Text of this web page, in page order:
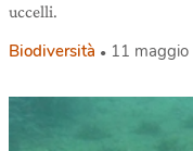
uccelli.
Biodiversità 11